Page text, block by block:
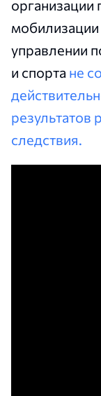
организации
мобилизации
управлении
и спорта не
результатов
следствия.